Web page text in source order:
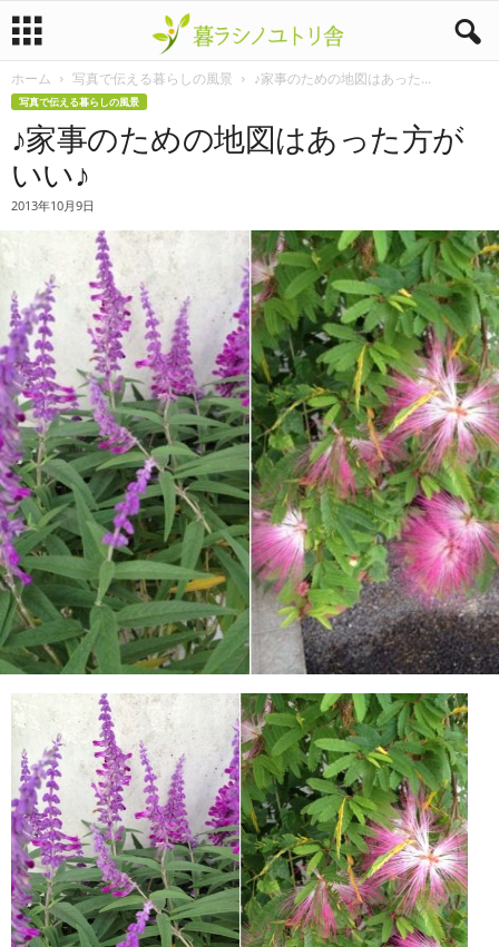
暮
ノ
ト
リ
舎
ホーム 写真で伝える暮らしの風景 ♪家事のための地図はあった...
写真で伝える暮らしの風景
♪家事のための地図はあった方が
いい♪
2013年10月9日